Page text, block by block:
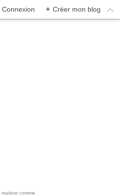
Connexion + Créer mon blog
comme